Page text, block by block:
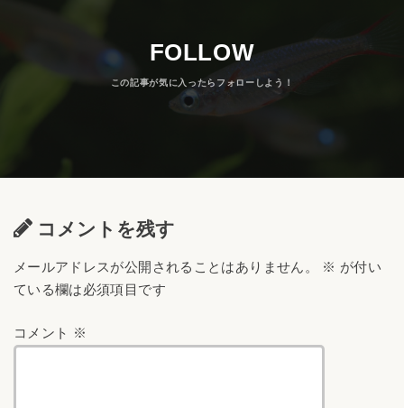
FOLLOW
コメントを残す
メールアドレスが公開されることはありません。 ※ が付い
ている欄は必須項目です
コメント ※